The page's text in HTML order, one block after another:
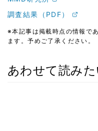
調査結果（PDF）
※本記事は掲載時点の情報で
ます。予めご了承ください。
あわせて読みた